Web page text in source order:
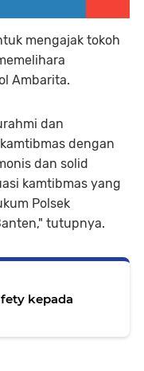
mengajak tokoh
Ambarita.
dan
dengan
dan solid
kamtibmas yang
Polsek
tutupnya.
kepada